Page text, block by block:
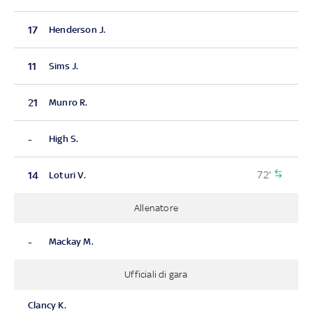
17 Henderson J.
11 Sims J.
21 Munro R.
- High S.
14 Loturi V. 72'
Allenatore
- Mackay M.
Ufficiali di gara
Clancy K.